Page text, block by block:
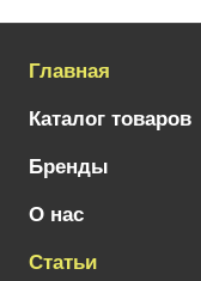
Главная
Каталог товаров
Бренды
О нас
Статьи